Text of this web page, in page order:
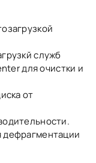
служб
для очистки и
от
дефрагментации